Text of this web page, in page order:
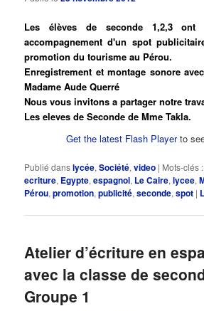
Les élèves de seconde 1,2,3
accompagnement d'un spot
promotion du tourisme au Pérou.
Enregistrement et montage sonore
Madame Aude Querré
Nous vous invitons a partager notre
Les eleves de Seconde de Mme Takla.
Get the latest Flash Playerto
Publié danslycée,Société,video | Mots-clés :
ecriture, Egypte,espagnol, Le Caire,lycee,
Pérou,promotion,publicité,seconde,spot |
Atelier d’écriture en
avec la classe de
Groupe 1